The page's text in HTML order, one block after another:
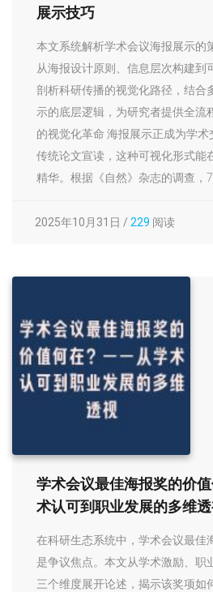
展示技巧
本文系统解析学术会议海报展示的
从海报设计原则、信息层次构建到
剖析科研传播的视觉化路径，结合
示的底层逻辑，为研究者提供全流
的视觉化革命 海报展示正成为学
传统论文宣读，这种可视化形式能
精华。根据《自然》杂志的调查，
2025年10月31日 / 229 阅读
学术会议最佳海报奖的价
术认可到职业发展的多维
在科研生态系统中，学术会议最佳
是争议焦点。本文从学术激励、职
三个维度展开论述，揭示该奖项如